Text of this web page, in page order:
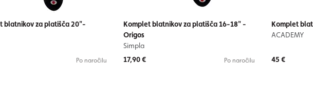
blatnikov za platišča 20"-
Po naročilu
Komplet blatnikov za platišča 16-18" -
Origos
Simpla
17,90 €
Po naročilu
Komplet
ACADEMY
45 €